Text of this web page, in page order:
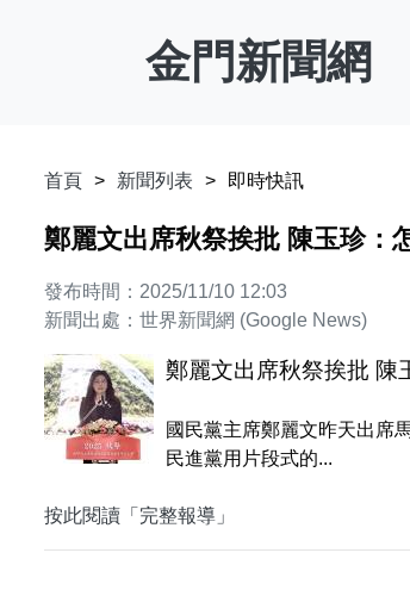
金門新聞網
首頁 新聞列表 即時快訊
鄭麗文出席秋祭挨批 陳玉珍：
發布時間：2025/11/10 12:03
新聞出處：世界新聞網 (Google News)
鄭麗文出席秋祭挨批 陳
國民黨主席鄭麗文昨天出席
民進黨用片段式的...
按此閱讀「完整報導」